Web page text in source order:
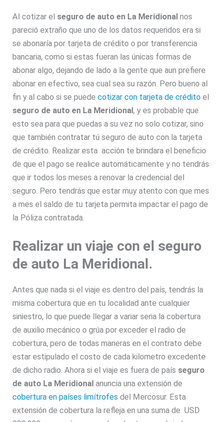
Al cotizar el seguro de auto en La Meridional nos
pareció extraño que uno de los datos requeridos era si
se abonaría por tarjeta de crédito o por transferencia
bancaria, como si estas fueran las únicas formas de
abonar algo, dejando de lado a la gente que aun prefiere
abonar en efectivo, sea cual sea su razón. Pero bueno al
fin y al cabo si se puede cotizar con tarjeta de crédito el
seguro de auto en La Meridional, y es probable que
esto sea para que puedas a su vez no solo cotizar, sino
que también contratar tú seguro de auto con la tarjeta
de crédito. Realizar esta acción te brindara el beneficio
de que el pago se realice automáticamente y no tendrás
que ir todos los meses a renovar la credencial del
seguro. Pero tendrás que estar muy atento con que mes
a mes el saldo de tu tarjeta permita impactar el pago de
la Póliza contratada.
Realizar un viaje con el seguro
de auto La Meridional.
Antes que nada si el viaje es dentro del país, tendrás la
misma cobertura que en tu localidad ante cualquier
siniestro, lo que puede llegar a variar seria la cobertura
de auxilio mecánico o grúa por exceder el radio de
cobertura, pero de todas maneras en el contrato debe
estar estipulado el costo de cada kilometro excedente
de dicho radio. Ahora si el viaje es fuera de país seguro
de auto La Meridional anuncia una extensión de
cobertura en países limítrofes del Mercosur. Esta
extensión de cobertura la refleja en una suma de USD